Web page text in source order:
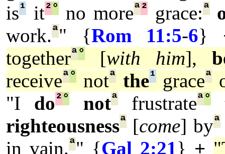
is¹ it²°no moreª² grace:ª
work.ª" {Rom 11:5-6}
togetherª° [with him],
receiveª° notª the¹graceª
"I do²° notªfrustrateª°
righteousnessª [come] byª
in vain.ª" {Gal 2:21} +